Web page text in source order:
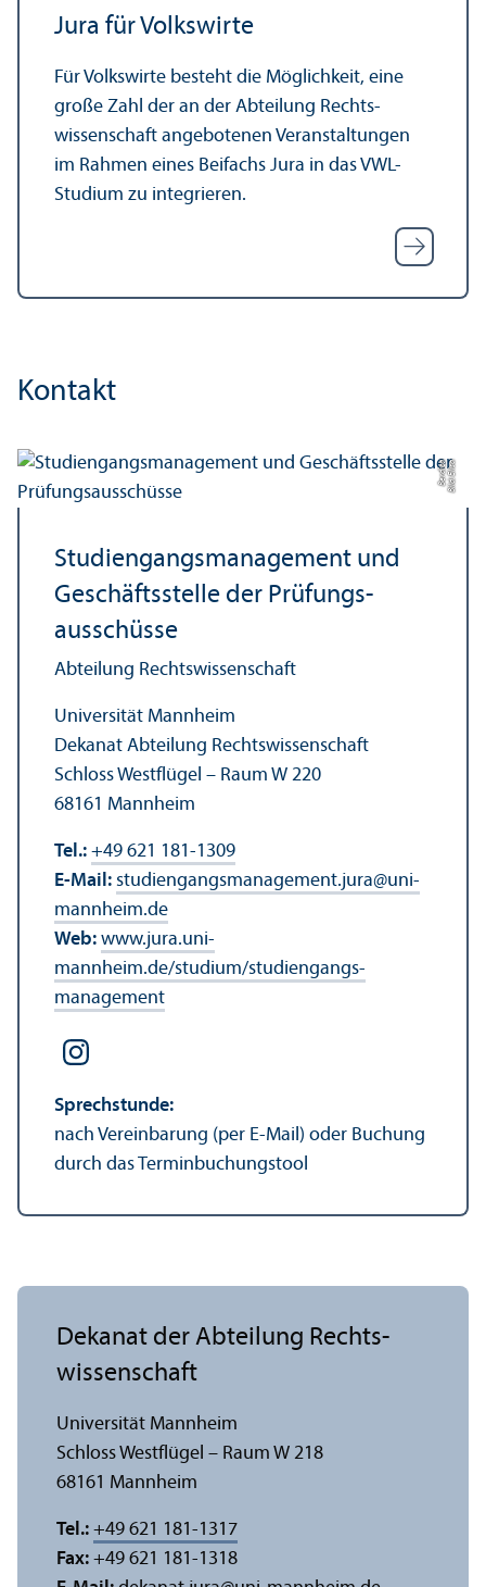
Jura für Volkswirte
Für Volkswirte besteht die Möglichkeit, eine
große Zahl der an der Abteilung Rechts­
wissenschaft angebotenen Veranstaltungen
im Rahmen eines Beifachs Jura in das VWL-
Studium zu integrieren.
Kontakt
Bil
d:
Eli
s
a
B
e
r
di
c
a
Studien­gangs­management und
Geschäfts­stelle der Prüfungs­
ausschüsse
Abteilung Rechts­wissenschaft
Universität Mannheim
Dekanat Abteilung Rechts­wissenschaft
Schloss Westflügel – Raum W 220
68161 Mannheim
Tel.: +49 621 181-1309
E-Mail: studien­gangsmanagement.jura@uni-
mannheim.de
Web: www.jura.uni-
mannheim.de/studium/studien­gangs­
management
Sprechstunde:
nach Vereinbarung (per E-Mail) oder Buchung
durch das Terminbuchungs­tool
Dekanat der Abteilung Rechts­
wissenschaft
Universität Mannheim
Schloss Westflügel – Raum W 218
68161 Mannheim
Tel.: +49 621 181-1317
Fax: +49 621 181-1318